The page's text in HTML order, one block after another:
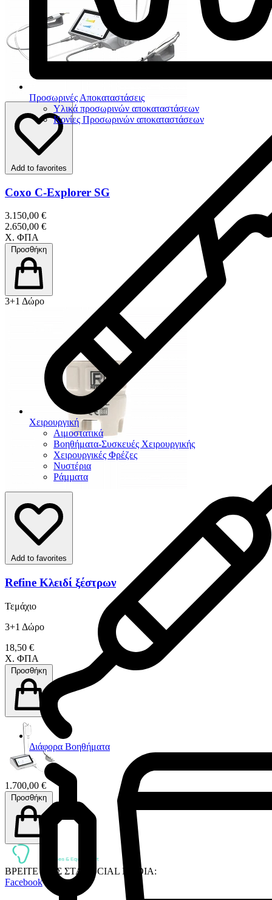
Προσωρινές Αποκαταστάσεις
Υλικά προσωρινών αποκαταστάσεων
Κονίες Προσωρινών αποκαταστάσεων
Χειρουργική
Αιμοστατικά
Βοηθήματα-Συσκευές Χειρουργικής
Χειρουργικές Φρέζες
Νυστέρια
Ράµµατα
Διάφορα Βοηθήματα
Add to favorites
Coxo C-Explorer SG
3.150,00 €
2.650,00 €
Χ. ΦΠΑ
Προσθήκη
3+1 Δώρο
Add to favorites
Refine Κλειδί ξέστρων
Τεμάχιο
3+1 Δώρο
18,50 €
Χ. ΦΠΑ
Προσθήκη
1.700,00 €
Προσθήκη
ΒΡΕΙΤΕ ΜΑΣ ΣΤΑ SOCIAL MEDIA:
Facebook